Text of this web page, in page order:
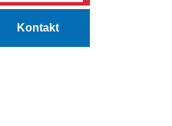
Kontakt